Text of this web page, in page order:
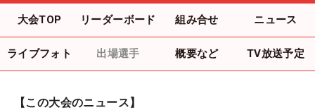
大会TOP リーダーボード 組み合せ ニュース
ライブフォト 出場選手 概要など TV放送予定
【この大会のニュース】